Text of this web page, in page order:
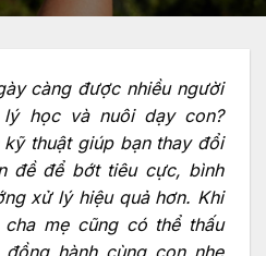
càng được nhiều người
học và nuôi dạy con?
thuật giúp bạn thay đổi
đề để bớt tiêu cực, bình
xử lý hiệu quả hơn. Khi
mẹ cũng có thể thấu
hành cùng con nhẹ